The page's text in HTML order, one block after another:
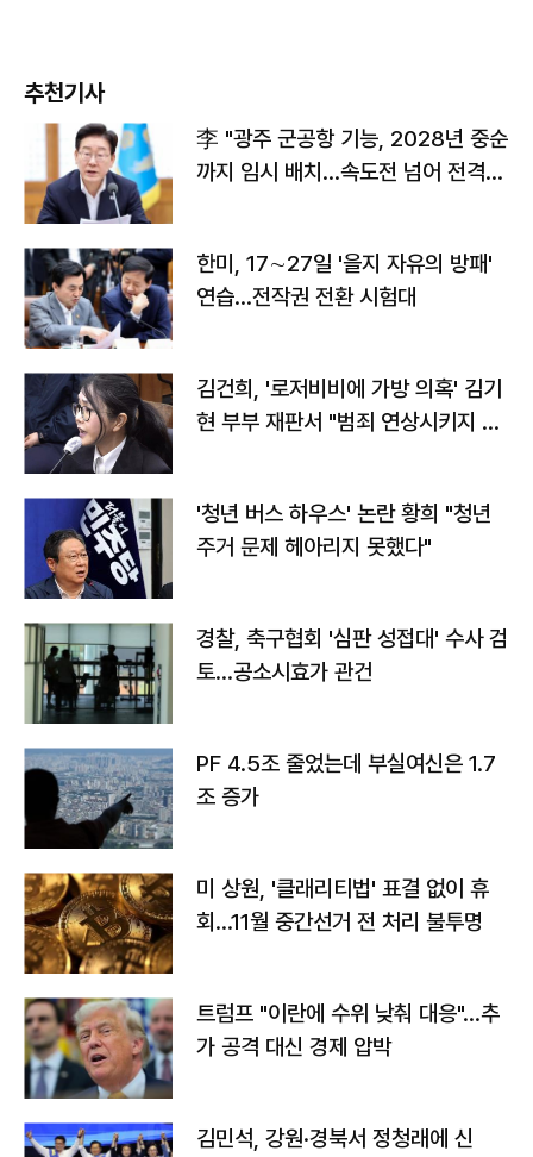
추천기사
李 "광주 군공항 기능, 2028년 중순
까지 임시 배치…속도전 넘어 전격
한미, 17∼27일 '을지 자유의 방패'
연습…전작권 전환 시험대
김건희, '로저비비에 가방 의혹' 김기
현 부부 재판서 "범죄 연상시키지 말
'청년 버스 하우스' 논란 황희 "청년
주거 문제 헤아리지 못했다"
경찰, 축구협회 '심판 성접대' 수사 검
토…공소시효가 관건
PF 4.5조 줄었는데 부실여신은 1.7
조 증가
미 상원, '클래리티법' 표결 없이 휴
회…11월 중간선거 전 처리 불투명
트럼프 "이란에 수위 낮춰 대응"…추
가 공격 대신 경제 압박
김민석, 강원·경북서 정청래에 신